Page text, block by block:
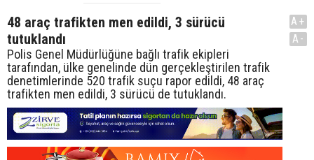
48 araç trafikten men edildi, 3 sürücü
tutuklandı
Polis Genel Müdürlüğüne bağlı trafik ekipleri
tarafından, ülke genelinde dün gerçekleştirilen trafik
denetimlerinde 520 trafik suçu rapor edildi, 48 araç
trafikten men edildi, 3 sürücü de tutuklandı.
A+
A-